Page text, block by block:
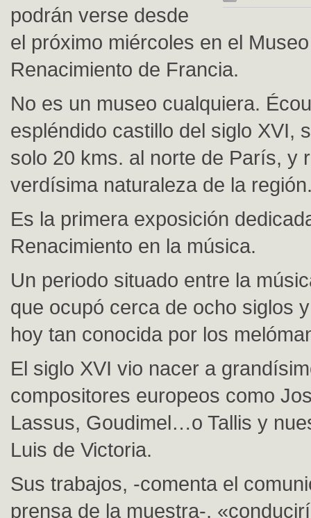
podrán verse desde
el próximo miércoles en el
Renacimiento de Francia.
No es un museo cualquiera.
espléndido castillo del siglo XVI,
solo 20 kms. al norte de París, y
verdísima naturaleza de la
Es la primera exposición
Renacimiento en la música.
Un periodo situado entre la
que ocupó cerca de ocho siglos
hoy tan conocida por los
El siglo XVI vio nacer a
compositores europeos como
Lassus, Goudimel…o Tallis y
Luis de Victoria.
Sus trabajos, -comenta el
prensa de la muestra-,